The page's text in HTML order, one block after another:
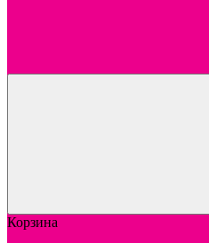
Корзина